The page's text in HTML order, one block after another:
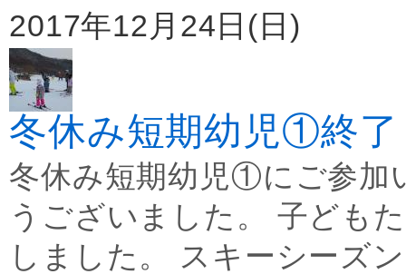
2017年12月24日(日)
冬休み短期幼児①終
冬休み短期幼児①にご参加
うございました。 子ども
しました。 スキーシーズ